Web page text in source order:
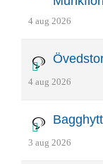
4 aug 2026
4 aug 2026
3 aug 2026